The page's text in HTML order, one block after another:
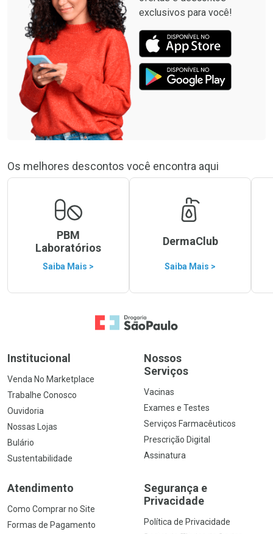
exclusivos para você!
Os melhores descontos você encontra aqui
PBM
Laboratórios
Saiba Mais >
DermaClub
Saiba Mais >
Ir para a Home
Institucional
Venda No Marketplace
Trabalhe Conosco
Ouvidoria
Nossas Lojas
Bulário
Sustentabilidade
Nossos
Serviços
Vacinas
Exames e Testes
Serviços Farmacêuticos
Prescrição Digital
Assinatura
Atendimento
Como Comprar no Site
Formas de Pagamento
Segurança e
Privacidade
Política de Privacidade